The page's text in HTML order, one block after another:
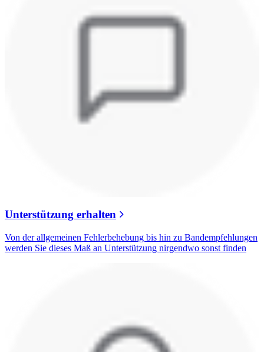
Unterstützung erhalten
Von der allgemeinen Fehlerbehebung bis hin zu Bandempfehlungen
werden Sie dieses Maß an Unterstützung nirgendwo sonst finden